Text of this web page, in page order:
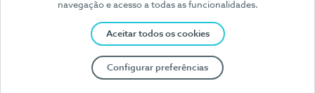
navegação e acesso a todas as funcionalidades.
Aceitar todos os cookies
Configurar preferências